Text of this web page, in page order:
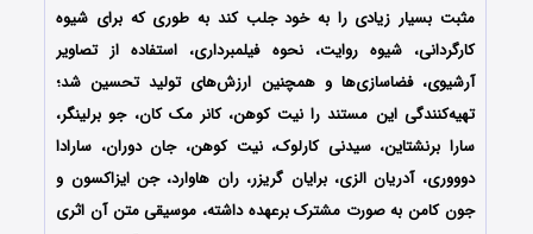
مثبت بسیار زیادی را به خود جلب کند به طوری که برای شیوه
کارگردانی، شیوه روایت، نحوه فیلمبرداری، استفاده از تصاویر
آرشیوی، فضاسازی‌ها و همچنین ارزش‌های تولید تحسین شد؛
تهیه‌کنندگی این مستند را نیت کوهن، کانر مک کان، جو برلینگر،
سارا برنشتاین، سیدنی کارلوک، نیت کوهن، جان دوران، سارادا
دوووری، آدریان الزی، برایان گریزر، ران هاوارد، جن ایزاکسون و
جون کامن به صورت مشترک برعهده داشته، موسیقی متن آن اثری